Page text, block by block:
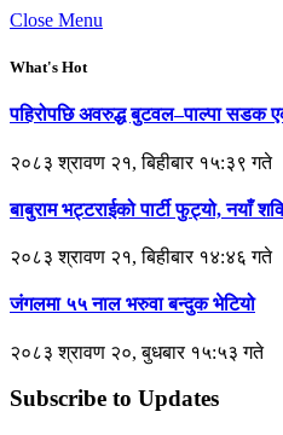
Close Menu
What's Hot
पहिरोपछि अवरुद्ध बुटवल–पाल्पा सडक
२०८३ श्रावण २१, बिहीबार १५:३९ गते
बाबुराम भट्टराईको पार्टी फुट्यो, नयाँ
२०८३ श्रावण २१, बिहीबार १४:४६ गते
जंगलमा ५५ नाल भरुवा बन्दुक भेटियो
२०८३ श्रावण २०, बुधबार १५:५३ गते
Subscribe to Updates